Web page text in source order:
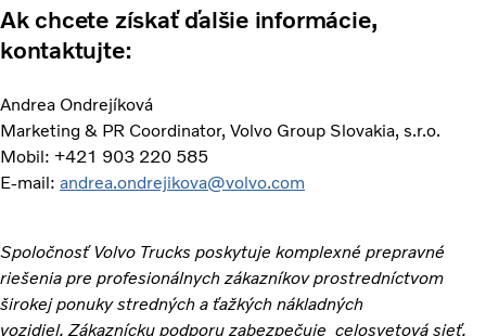
Ak chcete získať ďalšie informácie,
kontaktujte:
Andrea Ondrejíková
Marketing & PR Coordinator, Volvo Group Slovakia, s.r.o.
Mobil: +421 903 220 585
E-mail: andrea.ondrejikova@volvo.com
Spoločnosť Volvo Trucks poskytuje komplexné prepravné
riešenia pre profesionálnych zákazníkov prostredníctvom
širokej ponuky stredných a ťažkých nákladných
vozidiel. Zákaznícku podporu zabezpečuje celosvetová sieť,